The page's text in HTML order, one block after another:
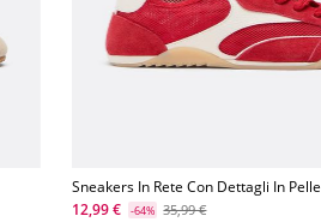
Sneakers In Rete Con Dettagli In Pelle
12,99 €
-64% 35,99 €